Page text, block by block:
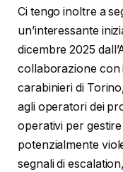
Ci tengo inoltre a
un’interessante
dicembre 2025
collaborazione con
carabinieri di
agli operatori dei
operativi per
potenzialmente
segnali di